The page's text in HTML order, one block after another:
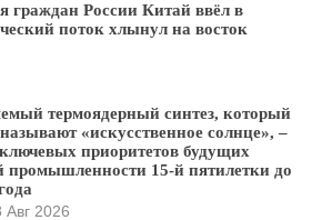
граждан России Китай ввёл в
поток хлынул на восток
термоядерный синтез, который
«искусственное солнце», –
приоритетов будущих
промышленности 15-й пятилетки до
Авг 2026